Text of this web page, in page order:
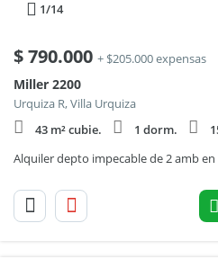
1/14
$790.000 + $205.000 expensas
Miller 2200
Urquiza R, Villa Urquiza
43 m² cubie.
1 dorm.
Alquiler depto impecable de 2 amb en